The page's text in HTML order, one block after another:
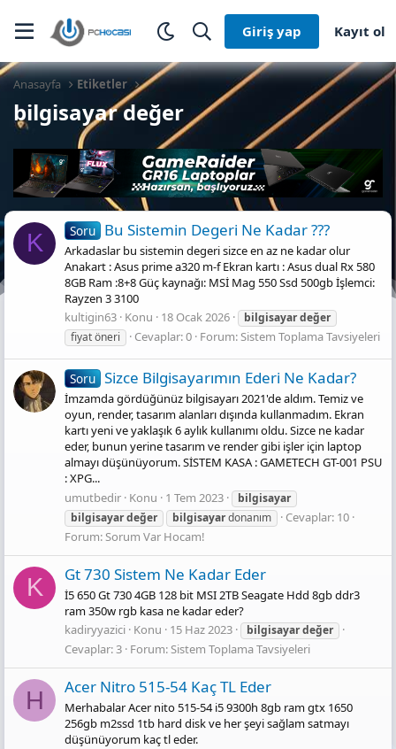
Giriş yap Kayıt ol
Anasayfa Etiketler
bilgisayar değer
K Soru Bu Sistemin Degeri Ne Kadar ???
Arkadaslar bu sistemin degeri sizce en az ne kadar olur
Anakart : Asus prime a320 m-f Ekran kartı : Asus dual Rx 580
8GB Ram :8+8 Güç kaynağı: MSİ Mag 550 Ssd 500gb İşlemci:
Rayzen 3 3100
kultigin63 Konu 18 Ocak 2026 bilgisayardeğer
fiyat öneri
Cevaplar: 0 Forum:Sistem Toplama Tavsiyeleri
Soru Sizce Bilgisayarımın Ederi Ne Kadar?
İmzamda gördüğünüz bilgisayarı 2021'de aldım. Temiz ve
oyun, render, tasarım alanları dışında kullanmadım. Ekran
kartı yeni ve yaklaşık 6 aylık kullanımı oldu. Sizce ne kadar
eder, bunun yerine tasarım ve render gibi işler için laptop
almayı düşünüyorum. SİSTEM KASA : GAMETECH GT-001 PSU
: XPG...
umutbedir Konu 1 Tem 2023
bilgisayar
bilgisayardeğer bilgisayardonanım
Cevaplar: 10
Forum:Sorum Var Hocam!
K Gt 730 Sistem Ne Kadar Eder
İ5 650 Gt 730 4GB 128 bit MSI 2TB Seagate Hdd 8gb ddr3
ram 350w rgb kasa ne kadar eder?
kadiryyazici Konu 15 Haz 2023 bilgisayardeğer
Cevaplar: 3 Forum:Sistem Toplama Tavsiyeleri
H Acer Nitro 515-54 Kaç TL Eder
Merhabalar Acer nito 515-54 i5 9300h 8gb ram gtx 1650
256gb m2ssd 1tb hard disk ve her şeyi sağlam satmayı
düşünüyorum kaç tl eder.